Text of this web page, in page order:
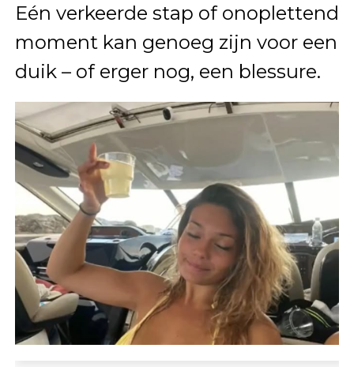
Eén verkeerde stap of onoplettend
moment kan genoeg zijn voor een
duik – of erger nog, een blessure.